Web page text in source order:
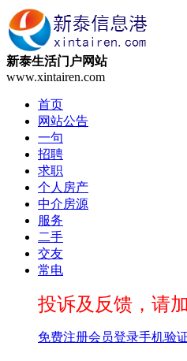
新泰生活门户网站
www.xintairen.com
首页
网站公告
一句
招聘
求职
个人房产
中介房源
服务
二手
交友
常电
投诉及反馈，请
免费注册会员登录手机验